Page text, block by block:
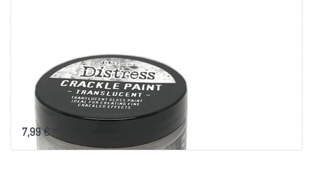
Tim Holtz Distress
Crackle Paint 3oz-
Translucent
7,99 € *